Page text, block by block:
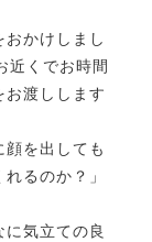
かけしまし
近くでお時間
渡しします
を出しても
るのか？」
気立ての良